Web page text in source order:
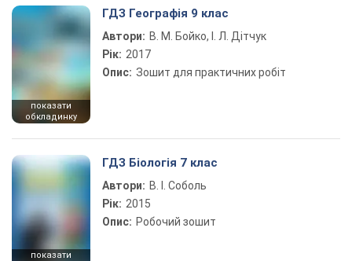
показати
обкладинку
ГДЗ Географія 9 клас
Автори: В. М. Бойко, І. Л. Дітчук
Рік: 2017
Опис: Зошит для практичних робіт
показати
ГДЗ Біологія 7 клас
Автори: В. І. Соболь
Рік: 2015
Опис: Робочий зошит